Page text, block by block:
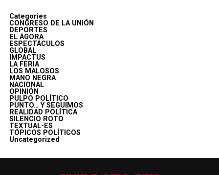
Categories
CONGRESO DE LA UNIÓN
DEPORTES
EL ÁGORA
ESPECTÁCULOS
GLOBAL
IMPACTUS
LA FERIA
LOS MALOSOS
MANO NEGRA
NACIONAL
OPINIÓN
PULPO POLÍTICO
PUNTO… Y SEGUIMOS
REALIDAD POLÍTICA
SILENCIO ROTO
TEXTUAL-ES
TÓPICOS POLÍTICOS
Uncategorized